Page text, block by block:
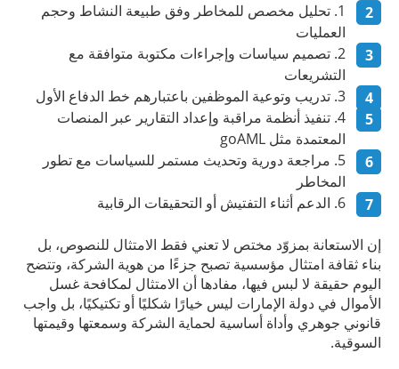
تحليل مخصص للمخاطر وفق طبيعة النشاط وحجم
العمليات
تصميم سياسات وإجراءات مكتوبة متوافقة مع
التشريعات
تدريب وتوعية الموظفين باعتبارهم خط الدفاع الأول
تنفيذ أنظمة مراقبة وإعداد التقارير عبر المنصات
المعتمدة مثل goAML
مراجعة دورية وتحديث مستمر للسياسات مع تطور
المخاطر
الدعم أثناء التفتيش أو التحقيقات الرقابية
إن الاستعانة بمزوّد مختص لا تعني فقط الامتثال للنصوص، بل
بناء ثقافة امتثال مؤسسية تصبح جزءًا من هوية الشركة، وتتضح
اليوم حقيقة لا لبس فيها، مفادها أن الامتثال لمكافحة غسل
الأموال في دولة الإمارات ليس خيارًا شكليًا أو تكتيكيًا، بل واجب
قانوني جوهري وأداة أساسية لحماية الشركة وسمعتها وقيمتها
السوقية.